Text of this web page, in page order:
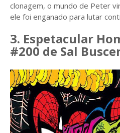
clonagem, o mundo de Peter
ele foi enganado para lutar
3. Espetacular
#200 de Sal